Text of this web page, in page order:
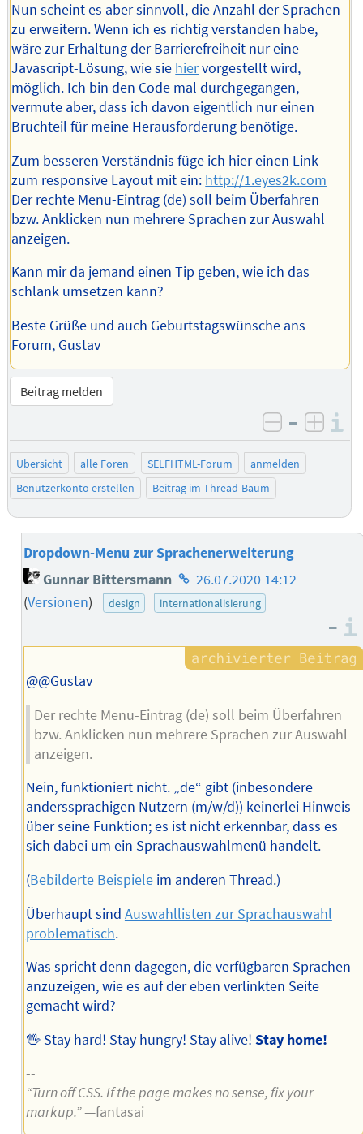
Nun scheint es aber sinnvoll, die Anzahl der Sprachen
zu erweitern. Wenn ich es richtig verstanden habe,
wäre zur Erhaltung der Barrierefreiheit nur eine
Javascript-Lösung, wie sie hiervorgestellt wird,
möglich. Ich bin den Code mal durchgegangen,
vermute aber, dass ich davon eigentlich nur einen
Bruchteil für meine Herausforderung benötige.
Zum besseren Verständnis füge ich hier einen Link
zum responsive Layout mit ein: http://1.eyes2k.com
Der rechte Menu-Eintrag (de) soll beim Überfahren
bzw. Anklicken nun mehrere Sprachen zur Auswahl
anzeigen.
Kann mir da jemand einen Tip geben, wie ich das
schlank umsetzen kann?
Beste Grüße und auch Geburtstagswünsche ans
Forum, Gustav
Beitrag melden
negativ
–
Übersicht alle Foren SELFHTML-Forum
anmelden
Benutzerkonto erstellen
Beitrag im Thread-Baum
Dropdown-Menu zur Sprachenerweiterung
Gunnar Bittersmann Homepage
des
26.07.2020 14:12
(Versionen) design internationalisierung
–
@@Gustav
Der rechte Menu-Eintrag (de) soll beim Überfahren
bzw. Anklicken nun mehrere Sprachen zur Auswahl
anzeigen.
Nein, funktioniert nicht. „de“ gibt (inbesondere
anderssprachigen Nutzern (m/w/d)) keinerlei Hinweis
über seine Funktion; es ist nicht erkennbar, dass es
sich dabei um ein Sprachauswahlmenü handelt.
(Bebilderte Beispieleim anderen Thread.)
Überhaupt sind Auswahllisten zur Sprachauswahl
problematisch.
Was spricht denn dagegen, die verfügbaren Sprachen
anzuzeigen, wie es auf der eben verlinkten Seite
gemacht wird?
🖖 Stay hard! Stay hungry! Stay alive! Stay home!
--
“Turn off CSS. If the page makes no sense, fix your
markup.”—fantasai